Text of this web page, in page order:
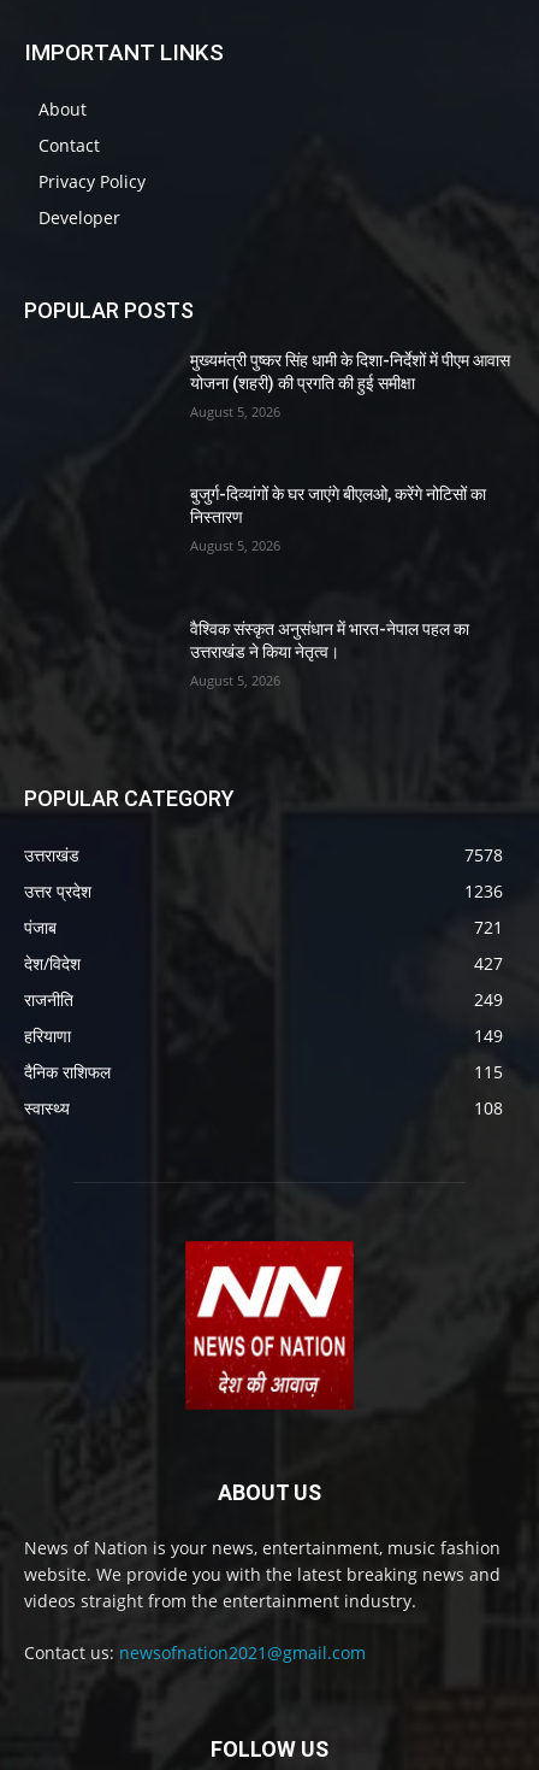
IMPORTANT LINKS
About
Contact
Privacy Policy
Developer
POPULAR POSTS
मुख्यमंत्री पुष्कर सिंह धामी के दिशा-निर्देशों में पीएम आवास
योजना (शहरी) की प्रगति की हुई समीक्षा
August 5, 2026
बुजुर्ग-दिव्यांगों के घर जाएंगे बीएलओ, करेंगे नोटिसों का
निस्तारण
August 5, 2026
वैश्विक संस्कृत अनुसंधान में भारत-नेपाल पहल का
उत्तराखंड ने किया नेतृत्व।
August 5, 2026
POPULAR CATEGORY
उत्तराखंड
7578
उत्तर प्रदेश
1236
पंजाब
721
देश/विदेश
427
राजनीति
249
हरियाणा
149
दैनिक राशिफल
115
स्वास्थ्य
108
ABOUT US
News of Nation is your news, entertainment, music fashion
website. We provide you with the latest breaking news and
videos straight from the entertainment industry.
Contact us: newsofnation2021@gmail.com
FOLLOW US